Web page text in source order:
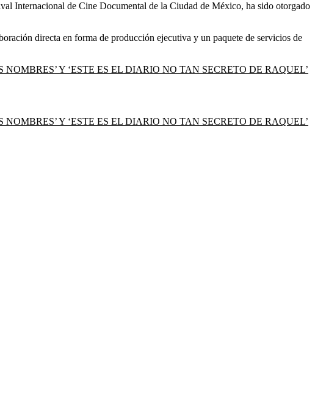
Internacional de Cine Documental de la Ciudad de México, ha sido otorgado
directa en forma de producción ejecutiva y un paquete de servicios de